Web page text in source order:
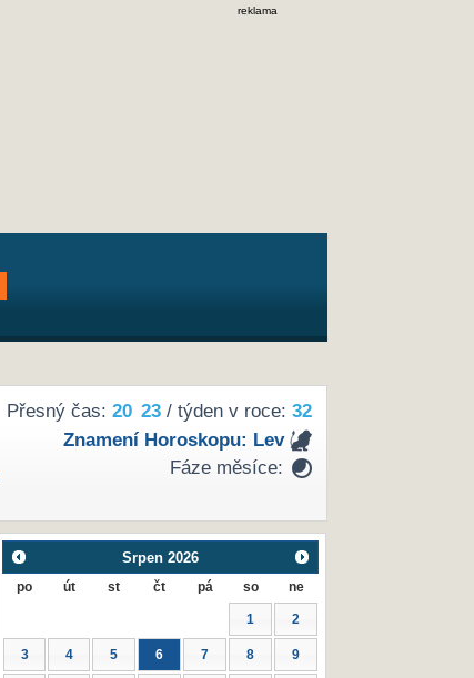
reklama
Přesný čas: 20 23/ týden v roce: 32
Znamení Horoskopu: Lev
Fáze měsíce:
Srpen 2026
po út st čt pá so ne
1 2
3 4 5 6 7 8 9